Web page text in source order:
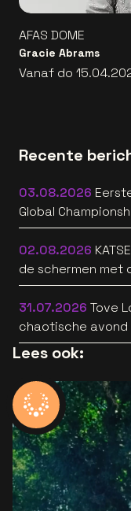
AFAS DOME
Gracie Abrams
Vanaf do
Recente
03.08.2026
Global
bekend
02.08.2026
de schermen met
HEARTS [trailer]
31.07.2026 Tove
chaotische
popsong
Lees ook: